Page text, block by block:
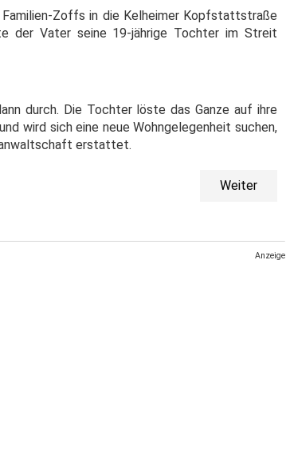
Zoffs in die Kelheimer Kopfstattstraße
der Vater seine 19-jährige Tochter im Streit
durch. Die Tochter löste das Ganze auf ihre
wird sich eine neue Wohngelegenheit suchen,
erstattet.
Weiter
Anzeige